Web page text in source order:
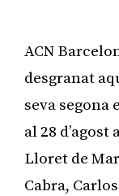
ACN
desgranat
seva segona
al 28
Lloret de
Cabra,